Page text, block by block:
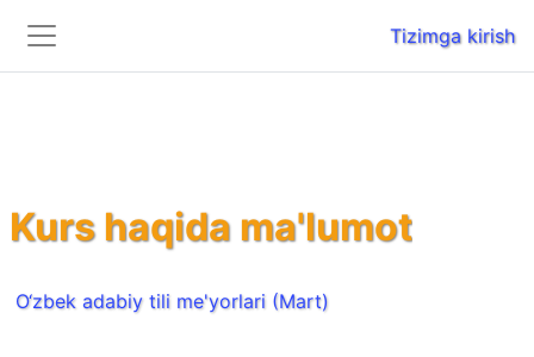
Yon panel
Tizimga kirish
Kurs haqida ma'lumot
O‘zbek adabiy tili me'yorlari (Mart)